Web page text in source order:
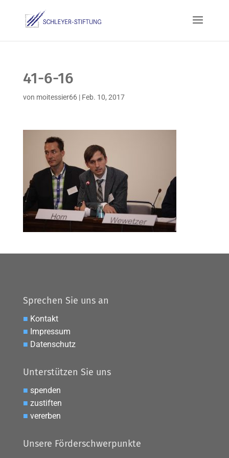
41-6-16
von moitessier66| Feb. 10, 2017
Sprechen Sie uns an
■ Kontakt
■ Impressum
■ Datenschutz
Unterstützen Sie uns
■ spenden
■ zustiften
■ vererben
Unsere Förderschwerpunkte